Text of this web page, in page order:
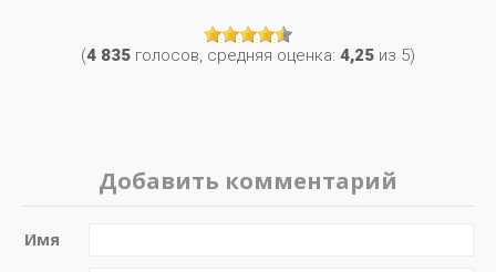
(4 835 голосов, средняя оценка: 4,25 из 5)
Добавить комментарий
Имя